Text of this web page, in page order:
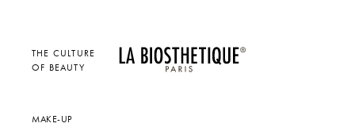
THE CULTURE
OF BEAUTY
MAKE-UP